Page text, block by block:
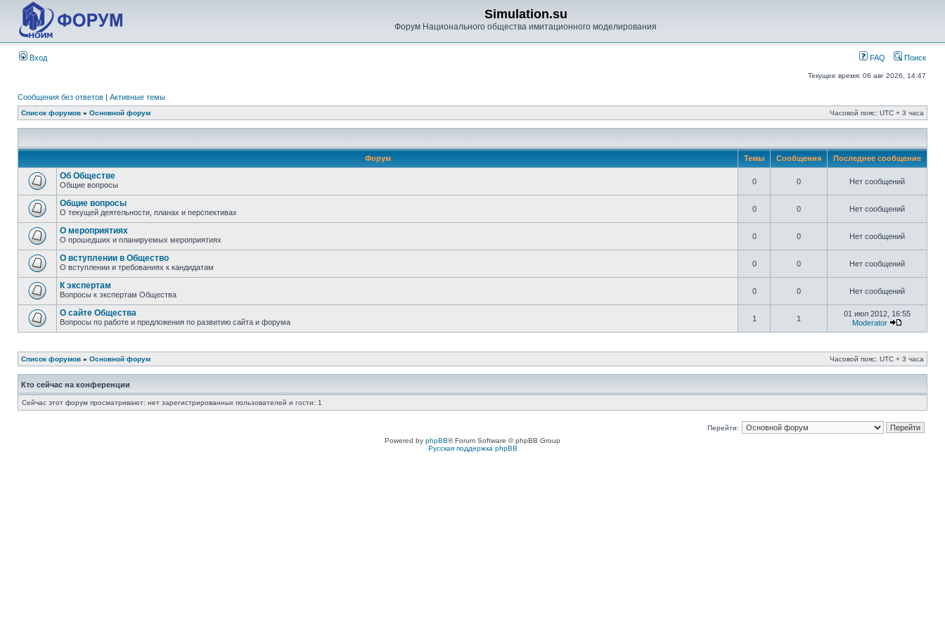
Simulation.su
Форум Национального общества имитационного моделирования
Вход FAQ Поиск
Текущее время: 06 авг 2026, 14:47
Сообщения без ответов | Активные темы
Список форумов » Основной форум Часовой пояс: UTC + 3 часа
Форум Темы Сообщения Последнее сообщение
Об Обществе
Общие вопросы 0 0 Нет сообщений
Общие вопросы
О текущей деятельности, планах и перспективах 0 0 Нет сообщений
О мероприятиях
О прошедших и планируемых мероприятиях 0 0 Нет сообщений
О вступлении в Общество
О вступлении и требованиях к кандидатам 0 0 Нет сообщений
К экспертам
Вопросы к экспертам Общества 0 0 Нет сообщений
О сайте Общества
Вопросы по работе и предложения по развитию сайта и форума 1 1
01 июл 2012, 16:55
Moderator
Список форумов » Основной форум Часовой пояс: UTC + 3 часа
Кто сейчас на конференции
Сейчас этот форум просматривают: нет зарегистрированных пользователей и гости: 1
Перейти:
Powered by phpBB® Forum Software © phpBB Group
Русская поддержка phpBB